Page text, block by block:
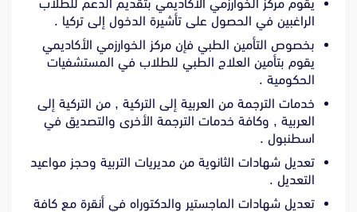
يقوم مركز الخوارزمي الأكاديمي بتقديم الدعم للطلاب
الراغبين في الحصول على تأشيرة الدخول إلى تركيا .
بخصوص التأمين الطبي فإن مركز الخوارزمي الأكاديمي
يقوم بتأمين العلاج الطبي للطلاب في المستشفيات
الحكومية .
خدمات الترجمة من العربية إلى التركية , من التركية إلى
العربية , وكافة خدمات الترجمة الأخرى والتصديق في
اسطنبول .
تعديل شهادات الثانوية من مديريات التربية وحجز مواعيد
التعديل .
تعديل شهادات الماجستير والدكتوراه في أنقرة مع كافة